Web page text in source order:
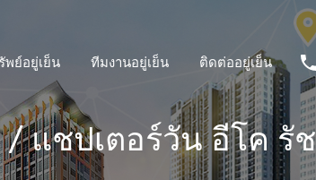
พย์อยู่เย็น ทีมงานอยู่เย็น ติดต่ออยู่เย็น
/ แชปเตอร์วัน อีโค รัช